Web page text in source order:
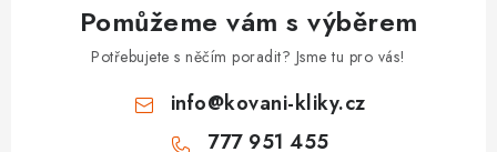
Pomůžeme vám s výběrem
Potřebujete s něčím poradit? Jsme tu pro vás!
info@kovani-kliky.cz
777 951 455